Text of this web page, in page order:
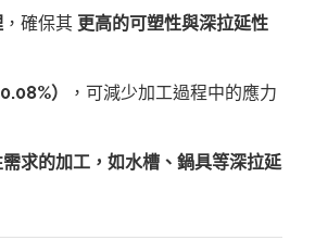
，確保其 更高的可塑性與深拉延性
）
，可減少加工過程中的應力
求的加工，如水槽、鍋具等深拉延